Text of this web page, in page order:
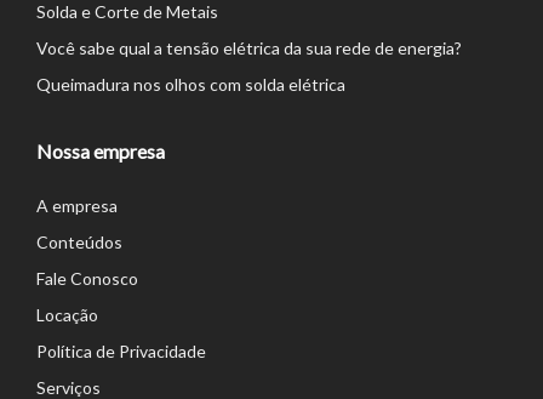
Solda e Corte de Metais
Você sabe qual a tensão elétrica da sua rede de energia?
Queimadura nos olhos com solda elétrica
Nossa empresa
A empresa
Conteúdos
Fale Conosco
Locação
Política de Privacidade
Serviços